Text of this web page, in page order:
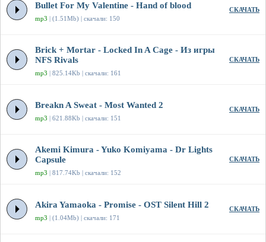
Bullet For My Valentine - Hand of blood
mp3 | (1.51Mb) | скачали: 150
СКАЧАТЬ
Brick + Mortar - Locked In A Cage - Из игры
NFS Rivals
mp3 | 825.14Kb | скачали: 161
СКАЧАТЬ
Breakn A Sweat - Most Wanted 2
mp3 | 621.88Kb | скачали: 151
СКАЧАТЬ
Akemi Kimura - Yuko Komiyama - Dr Lights
Capsule
mp3 | 817.74Kb | скачали: 152
СКАЧАТЬ
Akira Yamaoka - Promise - OST Silent Hill 2
mp3 | (1.04Mb) | скачали: 171
СКАЧАТЬ